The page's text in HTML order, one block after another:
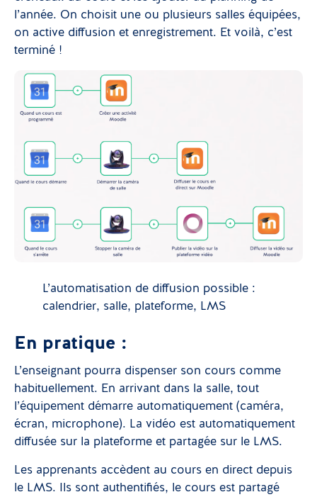
l’année. On choisit une ou plusieurs salles équipées,
on active diffusion et enregistrement. Et voilà, c’est
terminé !
L’automatisation de diffusion possible :
calendrier, salle, plateforme, LMS
En pratique :
L’enseignant pourra dispenser son cours comme
habituellement. En arrivant dans la salle, tout
l’équipement démarre automatiquement (caméra,
écran, microphone). La vidéo est automatiquement
diffusée sur la plateforme et partagée sur le LMS.
Les apprenants accèdent au cours en direct depuis
le LMS. Ils sont authentifiés, le cours est partagé